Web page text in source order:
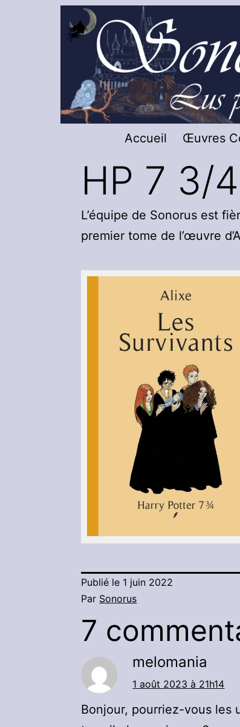
Audio
Accueil Œuvres
HP 7 3/
L’équipe de Sonorus est
premier tome de l’œuvre
Publié le 1 juin 2022
Par Sonorus
7
melomania
1 août 2023 à 21h14
Bonjour, pourriez-vous les